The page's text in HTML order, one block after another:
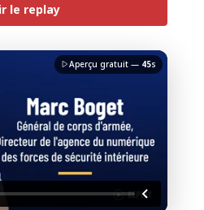
le replay
Aperçu gratuit — 45s
confidentialitédu Monde
la vidéo